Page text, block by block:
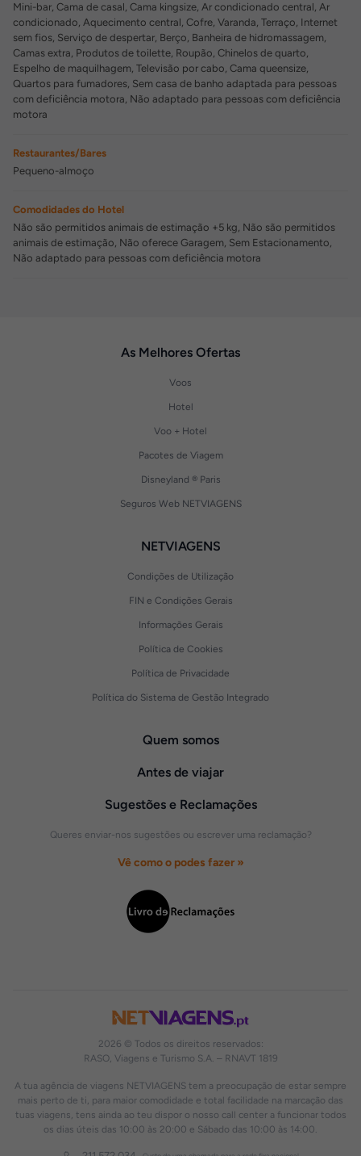
Mini-bar, Cama de casal, Cama kingsize, Ar condicionado central, Ar
condicionado, Aquecimento central, Cofre, Varanda, Terraço, Internet
sem fios, Serviço de despertar, Berço, Banheira de hidromassagem,
Camas extra, Produtos de toilette, Roupão, Chinelos de quarto,
Espelho de maquilhagem, Televisão por cabo, Cama queensize,
Quartos para fumadores, Sem casa de banho adaptada para pessoas
com deficiência motora, Não adaptado para pessoas com deficiência
motora
Restaurantes/Bares
Pequeno-almoço
Comodidades do Hotel
Não são permitidos animais de estimação +5 kg, Não são permitidos
animais de estimação, Não oferece Garagem, Sem Estacionamento,
Não adaptado para pessoas com deficiência motora
2026 © Todos os direitos reservados:
RASO, Viagens e Turismo S.A. – RNAVT 1819
A tua agência de viagens NETVIAGENS tem a preocupação de estar sempre
mais perto de ti, para maior comodidade e total facilidade na marcação das
tuas viagens, tens ainda ao teu dispor o nosso call center a funcionar todos
os dias úteis das 10:00 às 20:00 e Sábado das 10:00 às 14:00.
As Melhores Ofertas
Voos
Hotel
Voo + Hotel
Pacotes de Viagem
Disneyland ® Paris
Seguros Web NETVIAGENS
NETVIAGENS
Condições de Utilização
FIN e Condições Gerais
Informações Gerais
Política de Cookies
Política de Privacidade
Política do Sistema de Gestão Integrado
Quem somos
Antes de viajar
Sugestões e Reclamações
Queres enviar-nos sugestões ou escrever uma reclamação?
Vê como o podes fazer »